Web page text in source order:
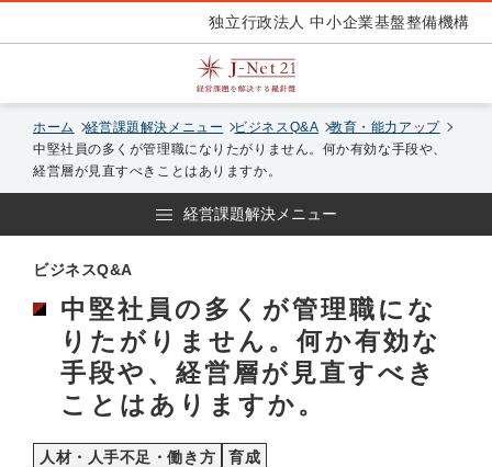
独立行政法人 中小企業基盤整備機構
ホーム 経営課題解決メニュー ビジネスQ&A
教育・能力アップ
中堅社員の多くが管理職になりたがりません。何か有効な手段や、
経営層が見直すべきことはありますか。
経営課題解決メニュー
ビジネスQ&A
中堅社員の多くが管理職にな
りたがりません。何か有効な
手段や、経営層が見直すべき
ことはありますか。
人材・人手不足・働き方 育成